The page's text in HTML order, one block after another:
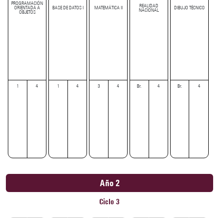
PROGRAMACIÓN
ORIENTADA A
OBJETOS
1 4
BASE DE DATOS I
1 4
MATEMÁTICA II
3 4
REALIDAD
NACIONAL
Br. 4
DIBUJO TÉCNICO
Br. 4
Año 2
Ciclo 3